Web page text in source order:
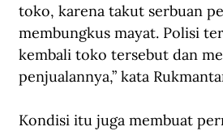
toko, karena takut serbuan
membungkus mayat. Polisi
kembali toko tersebut dan
penjualannya,” kata
Kondisi itu juga membuat